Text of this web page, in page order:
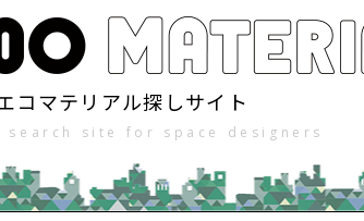
コマテリアル探しサイト
search site for space designers